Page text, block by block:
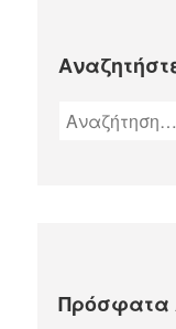
Πρόσφατα